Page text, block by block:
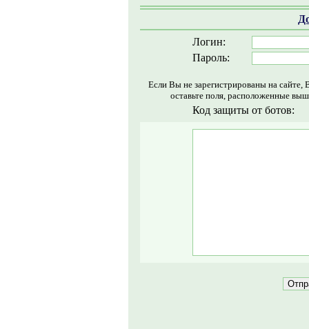
Логин:
Пароль:
Если Вы не зарегистрированы на
оставьте поля, расположенные
Код защиты от ботов: